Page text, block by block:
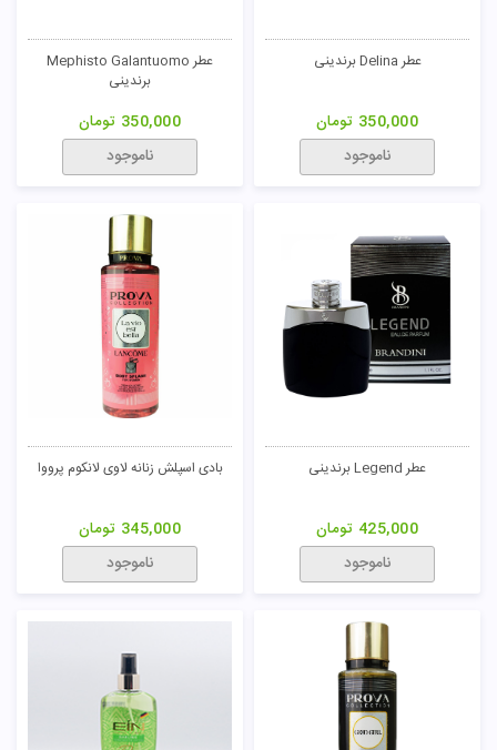
عطر Delina برندینی
350,000 تومان
ناموجود
عطر Mephisto Galantuomo
برندینی
350,000 تومان
ناموجود
عطر Legend برندینی
425,000 تومان
ناموجود
بادی اسپلش زنانه لاوی لانکوم پرووا
345,000 تومان
ناموجود